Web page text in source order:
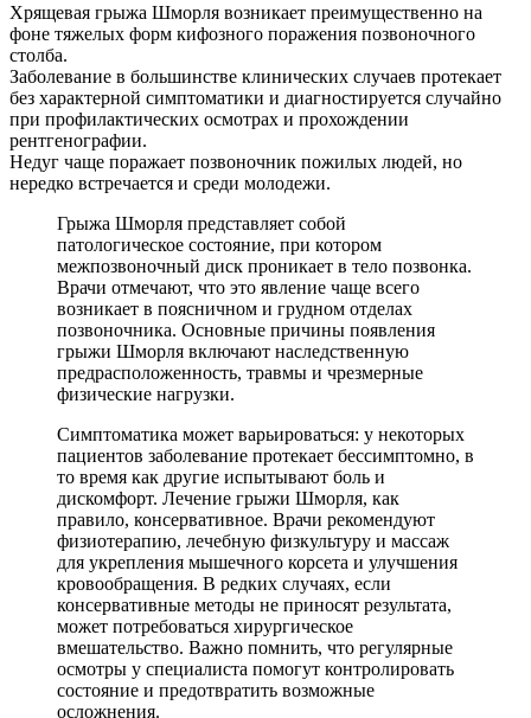
Хрящевая грыжа Шморля возникает преимущественно на
фоне тяжелых форм кифозного поражения позвоночного
столба.
Заболевание в большинстве клинических случаев протекает
без характерной симптоматики и диагностируется случайно
при профилактических осмотрах и прохождении
рентгенографии.
Недуг чаще поражает позвоночник пожилых людей, но
нередко встречается и среди молодежи.
Грыжа Шморля представляет собой
патологическое состояние, при котором
межпозвоночный диск проникает в тело позвонка.
Врачи отмечают, что это явление чаще всего
возникает в поясничном и грудном отделах
позвоночника. Основные причины появления
грыжи Шморля включают наследственную
предрасположенность, травмы и чрезмерные
физические нагрузки.
Симптоматика может варьироваться: у некоторых
пациентов заболевание протекает бессимптомно, в
то время как другие испытывают боль и
дискомфорт. Лечение грыжи Шморля, как
правило, консервативное. Врачи рекомендуют
физиотерапию, лечебную физкультуру и массаж
для укрепления мышечного корсета и улучшения
кровообращения. В редких случаях, если
консервативные методы не приносят результата,
может потребоваться хирургическое
вмешательство. Важно помнить, что регулярные
осмотры у специалиста помогут контролировать
состояние и предотвратить возможные
осложнения.